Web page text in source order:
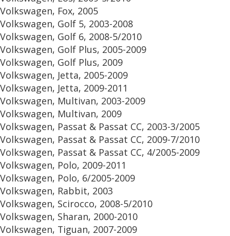
Volkswagen, Fox, 2005
Volkswagen, Golf 5, 2003-2008
Volkswagen, Golf 6, 2008-5/2010
Volkswagen, Golf Plus, 2005-2009
Volkswagen, Golf Plus, 2009
Volkswagen, Jetta, 2005-2009
Volkswagen, Jetta, 2009-2011
Volkswagen, Multivan, 2003-2009
Volkswagen, Multivan, 2009
Volkswagen, Passat & Passat CC, 2003-3/2005
Volkswagen, Passat & Passat CC, 2009-7/2010
Volkswagen, Passat & Passat CC, 4/2005-2009
Volkswagen, Polo, 2009-2011
Volkswagen, Polo, 6/2005-2009
Volkswagen, Rabbit, 2003
Volkswagen, Scirocco, 2008-5/2010
Volkswagen, Sharan, 2000-2010
Volkswagen, Tiguan, 2007-2009